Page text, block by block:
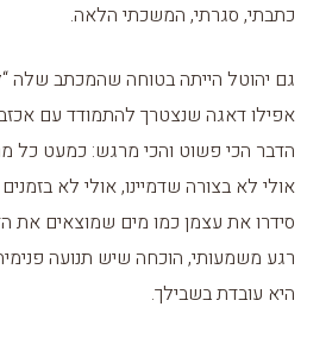
כתבתי, סגרתי, המשכתי הלאה.
גם יהוטל הייתה בטוחה שהמכתב שלה
אפילו דאגה שנצטרך להתמודד עם
הדבר הכי פשוט והכי מרגש: כמעט כל
אולי לא בצורה שדמיינו, אולי לא
סידרו את עצמן כמו מים שמוצאים את
רגע משמעותי, הוכחה שיש תנועה
היא עובדת בשבילך.